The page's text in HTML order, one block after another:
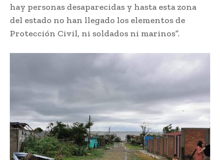
hay personas desaparecidas y hasta esta zona
del estado no han llegado los elementos de
Protección Civil, ni soldados ni marinos”.